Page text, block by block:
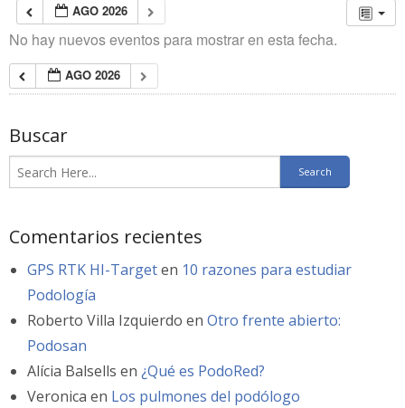
AGO 2026
No hay nuevos eventos para mostrar en esta fecha.
AGO 2026
Buscar
Comentarios recientes
GPS RTK HI-Targeten 10 razones para estudiar
Podología
Roberto Villa Izquierdo en Otro frente abierto:
Podosan
Alícia Balsells en ¿Qué es PodoRed?
Veronica en Los pulmones del podólogo